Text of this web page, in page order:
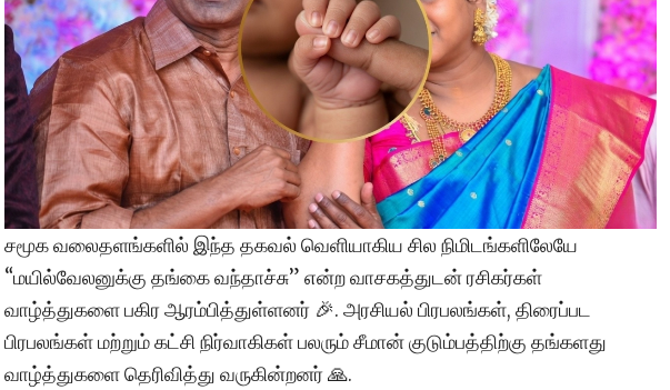
சமூக வலைதளங்களில் இந்த தகவல் வெளியாகிய சில நிமிடங்களிலேயே
“மயில்வேலனுக்கு தங்கை வந்தாச்சு” என்ற வாசகத்துடன் ரசிகர்கள்
வாழ்த்துகளை பகிர ஆரம்பித்துள்ளனர் 🎉. அரசியல் பிரபலங்கள், திரைப்பட
பிரபலங்கள் மற்றும் கட்சி நிர்வாகிகள் பலரும் சீமான் குடும்பத்திற்கு தங்களது
வாழ்த்துகளை தெரிவித்து வருகின்றனர் 🙏.